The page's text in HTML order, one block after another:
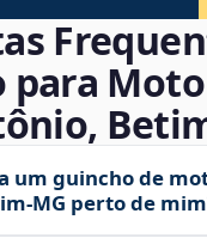
para
um guincho de
perto de